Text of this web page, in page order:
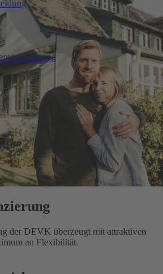
der DEVK überzeugt mit attraktiven
an Flexibilität.